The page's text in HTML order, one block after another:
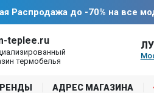
Распродажа до -70% на все
teplee.ru
термобелья
АДРЕС МАГАЗИНА